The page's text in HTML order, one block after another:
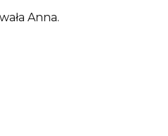
Anna.